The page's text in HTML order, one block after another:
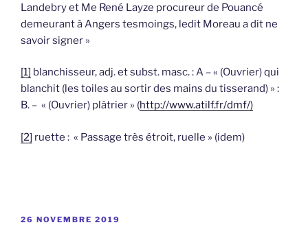
Landebry et Me René Layze procureur de Pouancé
demeurant à Angers tesmoings, ledit Moreau a dit ne
savoir signer »
[1] blanchisseur, adj. et subst. masc. : A – « (Ouvrier) qui
blanchit (les toiles au sortir des mains du tisserand) » :
B. – « (Ouvrier) plâtrier » (http://www.atilf.fr/dmf/)
[2] ruette : « Passage très étroit, ruelle » (idem)
PUBLIÉ
26 NOVEMBRE 2019